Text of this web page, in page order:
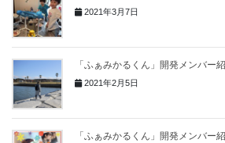
2021年3月7日
「ふぁみかるくん」開発メンバー
2021年2月5日
「ふぁみかるくん」開発メンバー